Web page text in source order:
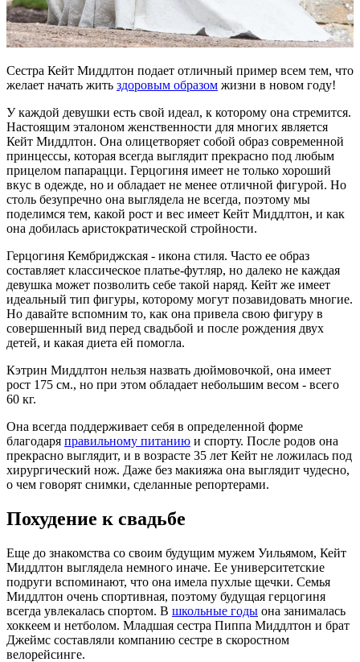
Сестра Кейт Миддлтон подает отличный пример всем тем, что
желает начать жить здоровым образом жизни в новом году!
У каждой девушки есть свой идеал, к которому она стремится.
Настоящим эталоном женственности для многих является
Кейт Миддлтон. Она олицетворяет собой образ современной
принцессы, которая всегда выглядит прекрасно под любым
прицелом папарацци. Герцогиня имеет не только хороший
вкус в одежде, но и обладает не менее отличной фигурой. Но
столь безупречно она выглядела не всегда, поэтому мы
поделимся тем, какой рост и вес имеет Кейт Миддлтон, и как
она добилась аристократической стройности.
Герцогиня Кембриджская - икона стиля. Часто ее образ
составляет классическое платье-футляр, но далеко не каждая
девушка может позволить себе такой наряд. Кейт же имеет
идеальный тип фигуры, которому могут позавидовать многие.
Но давайте вспомним то, как она привела свою фигуру в
совершенный вид перед свадьбой и после рождения двух
детей, и какая диета ей помогла.
Кэтрин Миддлтон нельзя назвать дюймовочкой, она имеет
рост 175 см., но при этом обладает небольшим весом - всего
60 кг.
Она всегда поддерживает себя в определенной форме
благодаря правильному питанию и спорту. После родов она
прекрасно выглядит, и в возрасте 35 лет Кейт не ложилась под
хирургический нож. Даже без макияжа она выглядит чудесно,
о чем говорят снимки, сделанные репортерами.
Похудение к свадьбе
Еще до знакомства со своим будущим мужем Уильямом, Кейт
Миддлтон выглядела немного иначе. Ее университетские
подруги вспоминают, что она имела пухлые щечки. Семья
Миддлтон очень спортивная, поэтому будущая герцогиня
всегда увлекалась спортом. В школьные годы она занималась
хоккеем и нетболом. Младшая сестра Пиппа Миддлтон и брат
Джеймс составляли компанию сестре в скоростном
велорейсинге.